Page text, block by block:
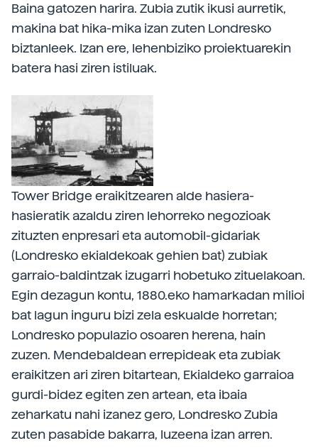
Baina gatozen harira. Zubia zutik ikusi aurretik,
makina bat hika-mika izan zuten Londresko
biztanleek. Izan ere, lehenbiziko proiektuarekin
batera hasi ziren istiluak.
Tower Bridge eraikitzearen alde hasiera-
hasieratik azaldu ziren lehorreko negozioak
zituzten enpresari eta automobil-gidariak
(Londresko ekialdekoak gehien bat) zubiak
garraio-baldintzak izugarri hobetuko zituelakoan.
Egin dezagun kontu, 1880.eko hamarkadan milioi
bat lagun inguru bizi zela eskualde horretan;
Londresko populazio osoaren herena, hain
zuzen. Mendebaldean errepideak eta zubiak
eraikitzen ari ziren bitartean, Ekialdeko garraioa
gurdi-bidez egiten zen artean, eta ibaia
zeharkatu nahi izanez gero, Londresko Zubia
zuten pasabide bakarra, luzeena izan arren.